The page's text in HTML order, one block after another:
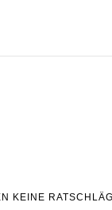
KEINE